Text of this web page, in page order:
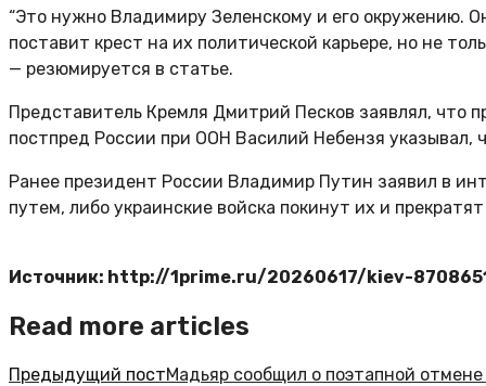
“Это нужно Владимиру Зеленскому и его окружению.
поставит крест на их политической карьере, но не
— резюмируется в статье.
Представитель Кремля Дмитрий Песков заявлял, что
постпред России при ООН Василий Небензя указывал,
Ранее президент России Владимир Путин заявил в
путем, либо украинские войска покинут их и
Источник: http://1prime.ru/20260617/kiev-
Read more articles
Предыдущий постМадьяр сообщил о поэтапной